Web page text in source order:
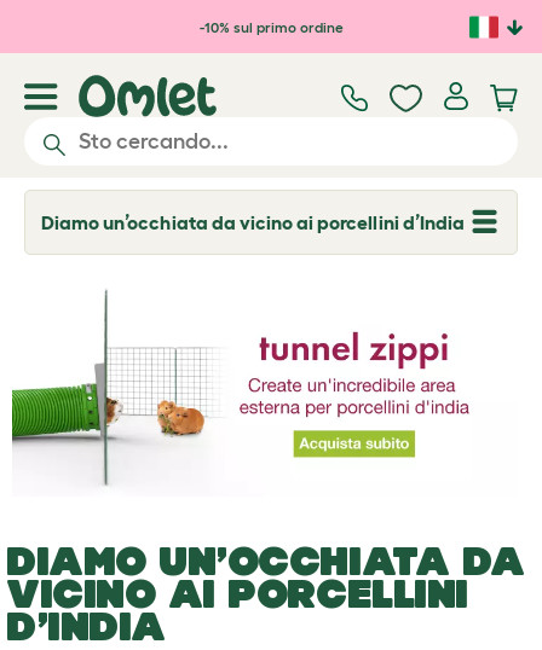
Passa al contenuto principale
-10% sul primo ordine
Diamo un’occhiata da vicino ai porcellini d’India
T
o
o
p
d
o
DIAMO UN’OCCHIATA DA
VICINO AI PORCELLINI
D’INDIA